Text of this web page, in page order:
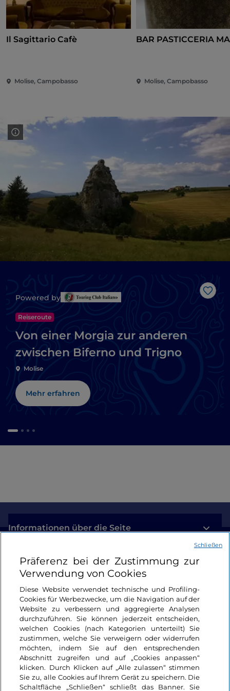
Il Sagittario Cafè
Molise, Campobasso
BAR PASTICCERIA
Molise, Campobasso
Like
Powered by
Reiseroute
Von einer Morgia zur anderen
zwischen Biferno und Trigno
Molise
Mehr erfahren
Informationen über die Seite
Nützliche Links
Login
Bleiben wir in Kontakt
Präferenz bei der Zustimmung zur
Verwendung von Cookies
Diese Website verwendet technische und Profiling-
Cookies für Werbezwecke, um die Navigation auf der
Website zu verbessern und aggregierte Analysen
durchzuführen. Sie können jederzeit entscheiden,
welchen Cookies (nach Kategorien unterteilt) Sie
zustimmen, welche Sie verweigern oder widerrufen
möchten, indem Sie auf den entsprechenden
Abschnitt zugreifen und auf „Cookies anpassen“
klicken. Durch Klicken auf „Alle zulassen“ stimmen
Sie zu, alle Cookies auf Ihrem Gerät zu speichern. Die
Schaltfläche „Schließen“ schließt das Banner. Sie
Schließen